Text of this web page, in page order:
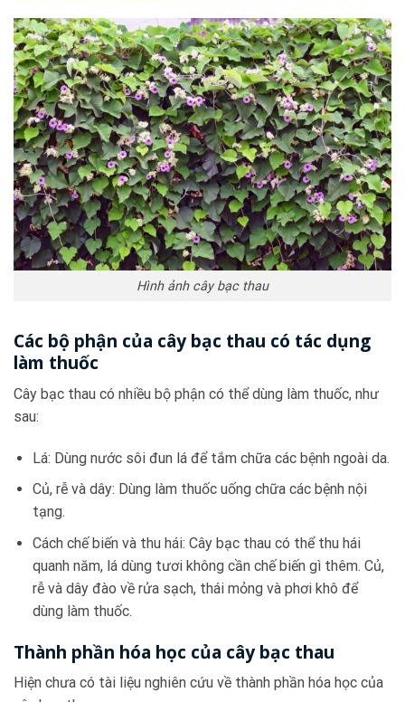
Hình ảnh cây bạc thau
Các bộ phận của cây bạc thau có tác dụng
làm thuốc
Cây bạc thau có nhiều bộ phận có thể dùng làm thuốc, như
sau:
Lá: Dùng nước sôi đun lá để tắm chữa các bệnh ngoài da.
Củ, rễ và dây: Dùng làm thuốc uống chữa các bệnh nội
tạng.
Cách chế biến và thu hái: Cây bạc thau có thể thu hái
quanh năm, lá dùng tươi không cần chế biến gì thêm. Củ,
rễ và dây đào về rửa sạch, thái mỏng và phơi khô để
dùng làm thuốc.
Thành phần hóa học của cây bạc thau
Hiện chưa có tài liệu nghiên cứu về thành phần hóa học của